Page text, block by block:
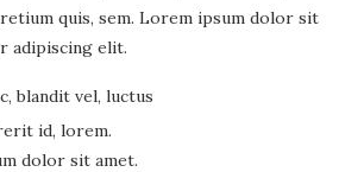
quis, sem. Lorem ipsum dolor sit
adipiscing elit.
blandit vel, luctus
id, lorem.
dolor sit amet.